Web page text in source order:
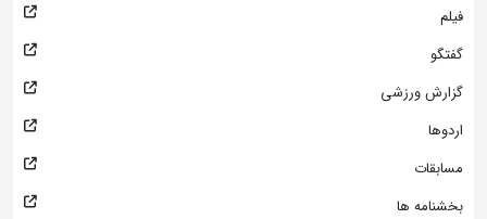
فیلم
گفتگو
گزارش ورزشی
اردوها
مسابقات
بخشنامه ها